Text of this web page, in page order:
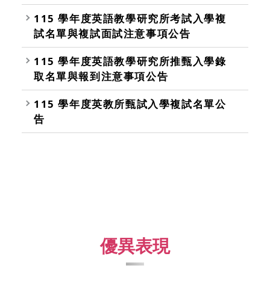
115 學年度英語教學研究所考試入學複
試名單與複試面試注意事項公告
115 學年度英語教學研究所推甄入學錄
取名單與報到注意事項公告
115 學年度英教所甄試入學複試名單公
告
優異表現